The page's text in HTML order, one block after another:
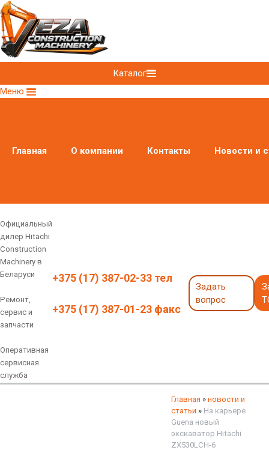
Каталог
Меню
Главная О компании Контакты Новости и
Официальный
дилер Hitachi
Construction
Machinery в
Беларуси
Ремонт,
сервис и
запчасти
Оперативная
сервисная
служба
+375 (17) 387-02-33 тел
+375 (17) 387-01-23 факс
Задать
вопрос
Главная » новости и
статьи » На карьере
Guena новый
экскаватор Hitachi
ZX530LCH-6